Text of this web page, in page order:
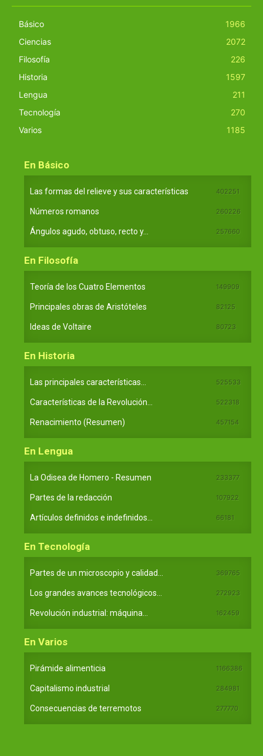
Básico
1966
Ciencias
2072
Filosofía
226
Historia
1597
Lengua
211
Tecnología
270
Varios
1185
En Básico
Las formas del relieve y sus características 402251
Números romanos 260226
Ángulos agudo, obtuso, recto y... 257660
En Filosofía
Teoría de los Cuatro Elementos 149909
Principales obras de Aristóteles 82125
Ideas de Voltaire 80723
En Historia
Las principales características... 525533
Características de la Revolución... 522318
Renacimiento (Resumen) 457154
En Lengua
La Odisea de Homero - Resumen 233377
Partes de la redacción 107922
Artículos definidos e indefinidos... 66181
En Tecnología
Partes de un microscopio y calidad... 369765
Los grandes avances tecnológicos... 272923
Revolución industrial: máquina... 162459
En Varios
Pirámide alimenticia 1166386
Capitalismo industrial 284981
Consecuencias de terremotos 277770